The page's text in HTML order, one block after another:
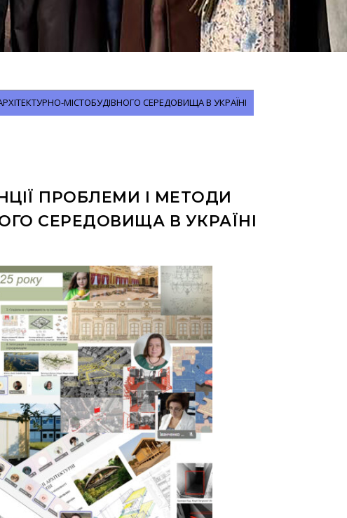
МІСТОБУДІВНОГО СЕРЕДОВИЩА В УКРАЇНІ
ПРОБЛЕМИ І МЕТОДИ
СЕРЕДОВИЩА В УКРАЇНІ